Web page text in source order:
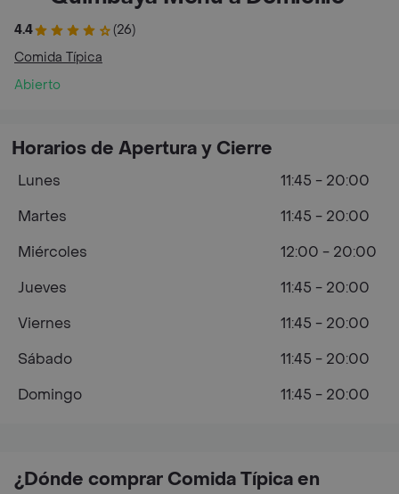
4.4
(26)
Comida Típica
Abierto
¿Dónde comprar Comida Típica en
Horarios de Apertura y Cierre
Lunes
11:45 - 20:00
Martes
11:45 - 20:00
Miércoles
12:00 - 20:00
Jueves
11:45 - 20:00
Viernes
11:45 - 20:00
Sábado
11:45 - 20:00
Domingo
11:45 - 20:00